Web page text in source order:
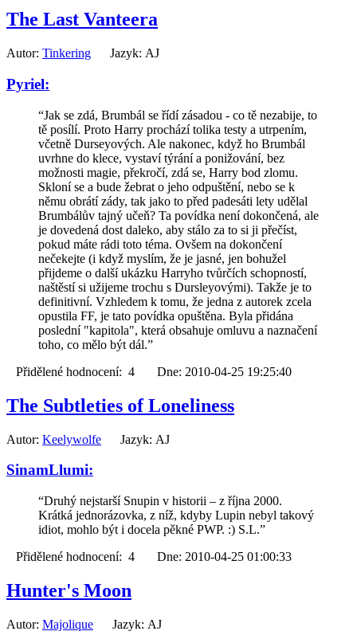
The Last Vanteera
Autor: Tinkering Jazyk: AJ
Pyriel:
“Jak se zdá, Brumbál se řídí zásadou - co tě nezabije, to
tě posílí. Proto Harry prochází tolika testy a utrpením,
včetně Durseyových. Ale nakonec, když ho Brumbál
uvrhne do klece, vystaví týrání a ponižování, bez
možnosti magie, překročí, zdá se, Harry bod zlomu.
Skloní se a bude žebrat o jeho odpuštění, nebo se k
němu obrátí zády, tak jako to před padesáti lety udělal
Brumbálův tajný učeň? Ta povídka není dokončená, ale
je dovedená dost daleko, aby stálo za to si ji přečíst,
pokud máte rádi toto téma. Ovšem na dokončení
nečekejte (i když myslím, že je jasné, jen bohužel
přijdeme o další ukázku Harryho tvůrčích schopností,
naštěstí si užijeme trochu s Dursleyovými). Takže je to
definitivní. Vzhledem k tomu, že jedna z autorek zcela
opustila FF, je tato povídka opuštěna. Byla přidána
poslední "kapitola", která obsahuje omluvu a naznačení
toho, co mělo být dál.”
Přidělené hodnocení: 4 Dne: 2010-04-25 19:25:40
The Subtleties of Loneliness
Autor: Keelywolfe Jazyk: AJ
SinamLlumi:
“Druhý nejstarší Snupin v historii – z října 2000.
Krátká jednorázovka, z níž, kdyby Lupin nebyl takový
idiot, mohlo být i docela pěkné PWP. :) S.L.”
Přidělené hodnocení: 4 Dne: 2010-04-25 01:00:33
Hunter's Moon
Autor: Majolique Jazyk: AJ